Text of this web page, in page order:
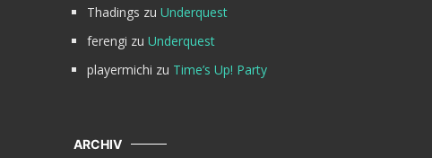
Thadings zu Underquest
ferengi zu Underquest
playermichi zu Time’s Up! Party
ARCHIV